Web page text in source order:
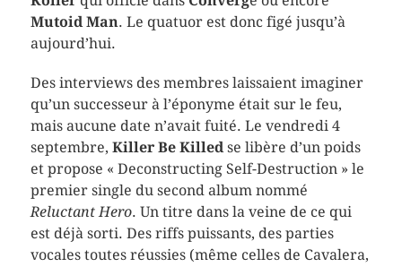
Mutoid Man. Le quatuor est donc figé jusqu’à
aujourd’hui.
Des interviews des membres laissaient imaginer
qu’un successeur à l’éponyme était sur le feu,
mais aucune date n’avait fuité. Le vendredi 4
septembre, Killer Be Killedse libère d’un poids
et propose « Deconstructing Self-Destruction » le
premier single du second album nommé
Reluctant Hero. Un titre dans la veine de ce qui
est déjà sorti. Des riffs puissants, des parties
vocales toutes réussies (même celles de Cavalera,